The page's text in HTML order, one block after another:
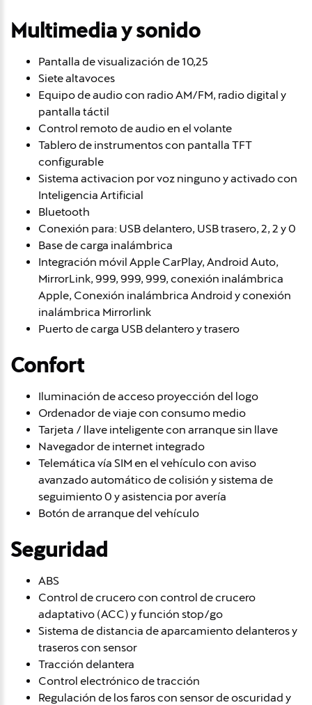
Multimedia y sonido
Pantalla de visualización de 10,25
Siete altavoces
Equipo de audio con radio AM/FM, radio digital y
pantalla táctil
Control remoto de audio en el volante
Tablero de instrumentos con pantalla TFT
configurable
Sistema activacion por voz ninguno y activado con
Inteligencia Artificial
Bluetooth
Conexión para: USB delantero, USB trasero, 2, 2 y 0
Base de carga inalámbrica
Integración móvil Apple CarPlay, Android Auto,
MirrorLink, 999, 999, 999, conexión inalámbrica
Apple, Conexión inalámbrica Android y conexión
inalámbrica Mirrorlink
Puerto de carga USB delantero y trasero
Confort
Iluminación de acceso proyección del logo
Ordenador de viaje con consumo medio
Tarjeta / llave inteligente con arranque sin llave
Navegador de internet integrado
Telemática vía SIM en el vehículo con aviso
avanzado automático de colisión y sistema de
seguimiento 0 y asistencia por avería
Botón de arranque del vehículo
Seguridad
ABS
Control de crucero con control de crucero
adaptativo (ACC) y función stop/go
Sistema de distancia de aparcamiento delanteros y
traseros con sensor
Tracción delantera
Control electrónico de tracción
Regulación de los faros con sensor de oscuridad y